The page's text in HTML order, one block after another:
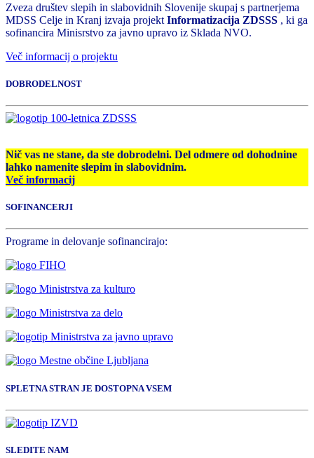
Zveza društev slepih in slabovidnih Slovenije skupaj s partnerjema
MDSS Celje in Kranj izvaja projekt Informatizacija ZDSSS , ki ga
sofinancira Minisrstvo za javno upravo iz Sklada NVO.
Več informacij o projektu
DOBRODELNOST
Nič vas ne stane, da ste dobrodelni. Del odmere od dohodnine
lahko namenite slepim in slabovidnim.
Več informacij
SOFINANCERJI
Programe in delovanje sofinancirajo:
SPLETNA STRAN JE DOSTOPNA VSEM
SLEDITE NAM